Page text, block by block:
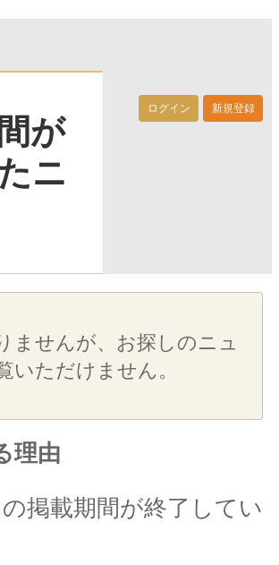
ログイン 新規登録
が
ニ
ませんが、お探しのニュ
いただけません。
理由
掲載期間が終了してい